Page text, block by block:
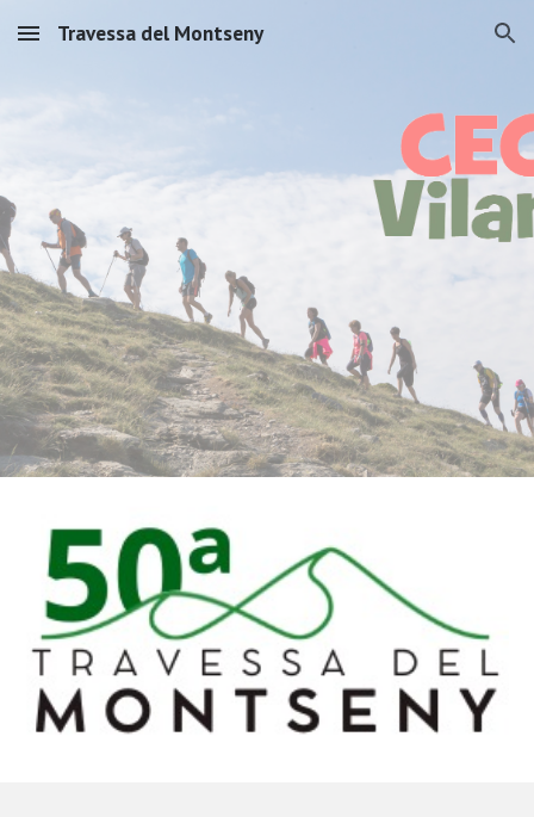
Skip to main content Skip to navigation
Travessa del Montseny